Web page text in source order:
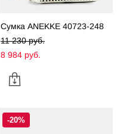
Сумка ANEKKE 40723-248
11 230 pуб.
8 984 pуб.
-20%